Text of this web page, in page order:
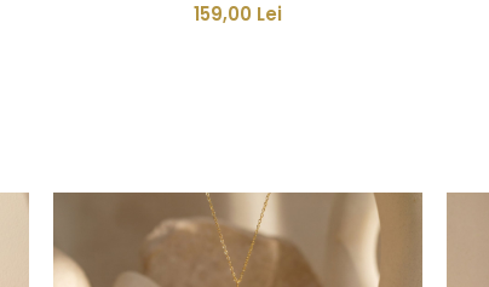
159,00 Lei